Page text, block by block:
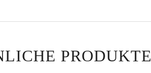
PRODUKTE